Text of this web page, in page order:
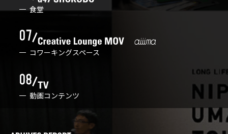
食堂
コワーキングスペース
動画コンテンツ